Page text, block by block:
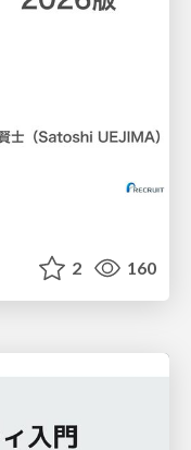
2 160